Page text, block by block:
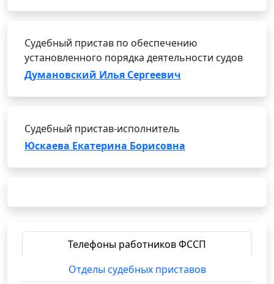
Судебный пристав по обеспечению
установленного порядка деятельности судов
Думановский Илья Сергеевич
Судебный пристав-исполнитель
Юскаева Екатерина Борисовна
Телефоны работников ФССП
Отделы судебных приставов